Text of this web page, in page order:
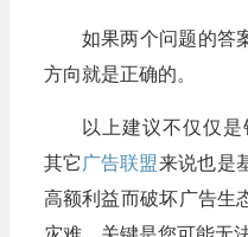
如果两个问题的答
方向就是正确的。
以上建议不仅仅
其它 广告联盟来说也是
高额利益而破坏广告生